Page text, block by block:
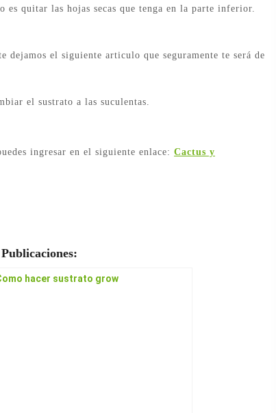
es quitar las hojas secas que tenga en la parte inferior.
dejamos el siguiente articulo que seguramente te será de
el sustrato a las suculentas.
ingresar en el siguiente enlace: Cactus y